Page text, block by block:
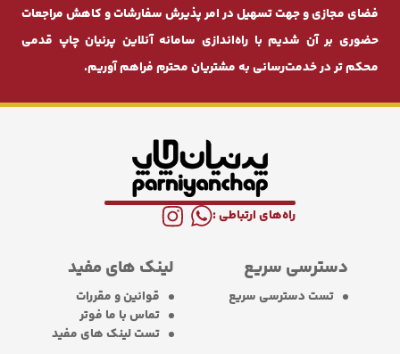
فضای مجازی و جهت تسهیل در امر پذیرش سفارشات و کاهش مراجعات
حضوری بر آن شدیم با راه‌اندازی سامانه آنلاین پرنیان ‌چاپ قدمی
محکم ‌تر در خدمت‌رسانی به مشتریان محترم فراهم آوریم.
راه‌های ارتباطی :
دسترسی سریع
تست دسترسی سریع
لینک های مفید
قوانین و مقررات
تماس با ما فوتر
تست لینک های مفید